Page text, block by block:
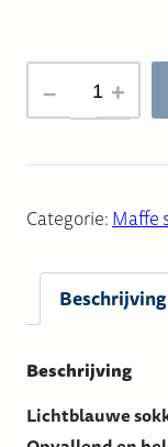
aantal
+
–
Categorie:Maffe
Beschrijving
Beschrijving
Lichtblauwe